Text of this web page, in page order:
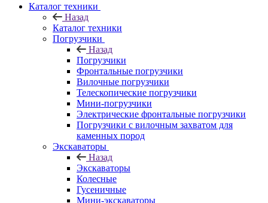
Каталог техники
Назад
Каталог техники
Погрузчики
Назад
Погрузчики
Фронтальные погрузчики
Вилочные погрузчики
Телескопические погрузчики
Мини-погрузчики
Электрические фронтальные погрузчики
Погрузчики с вилочным захватом для
каменных пород
Экскаваторы
Назад
Экскаваторы
Колесные
Гусеничные
Мини-экскаваторы